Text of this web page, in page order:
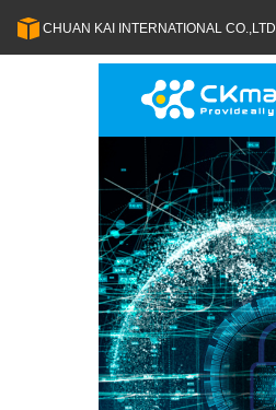
CHUAN KAI INTERNATIONAL CO.,LTD